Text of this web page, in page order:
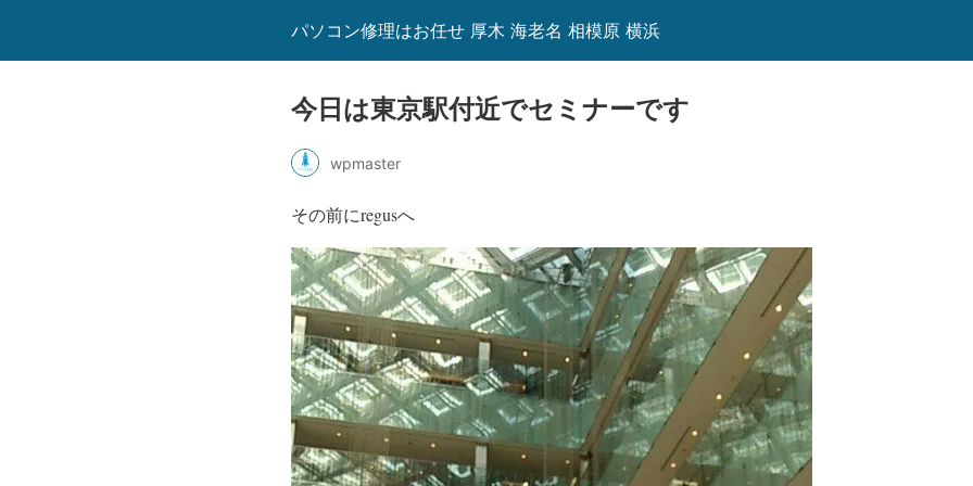
パソコン修理はお任せ 厚木 海老名 相模原 横浜
今日は東京駅付近でセミナーです
wpmaster
その前にregusへ